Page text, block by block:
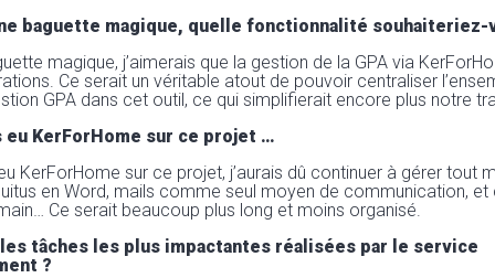
baguette magique, quelle fonctionnalité souhaiteriez-
magique, j’aimerais que la gestion de la GPA via
Ce serait un véritable atout de pouvoir centraliser
GPA dans cet outil, ce qui simplifierait encore plus notre
eu KerForHome sur ce projet …
KerForHome sur ce projet, j’aurais dû continuer à gérer tout
en Word, mails comme seul moyen de communication, et
Ce serait beaucoup plus long et moins organisé.
tâches les plus impactantes réalisées par le service
?